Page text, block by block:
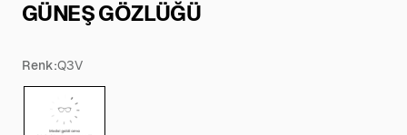
GÜNEŞ GÖZLÜĞÜ
Renk:Q3V